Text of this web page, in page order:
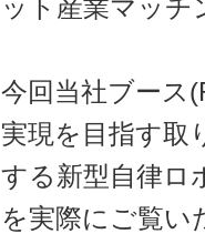
ット産業マッチ
今回当社ブース
実現を目指す取
する新型自律ロ
を実際にご覧い